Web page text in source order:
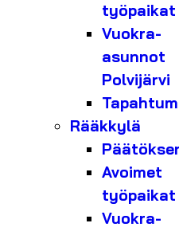
työpaikat
Vuokra-
asunnot
Polvijärvi
Rääkkylä
Avoimet
työpaikat
Vuokra-